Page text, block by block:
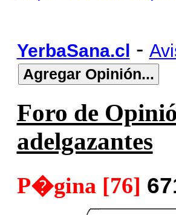
YerbaSana.cl -
Foro de
adelgazantes
P�gina [76]